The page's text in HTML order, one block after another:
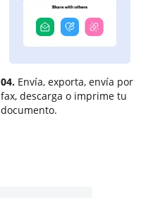
04. Envía, exporta, envía por
fax, descarga o imprime tu
documento.